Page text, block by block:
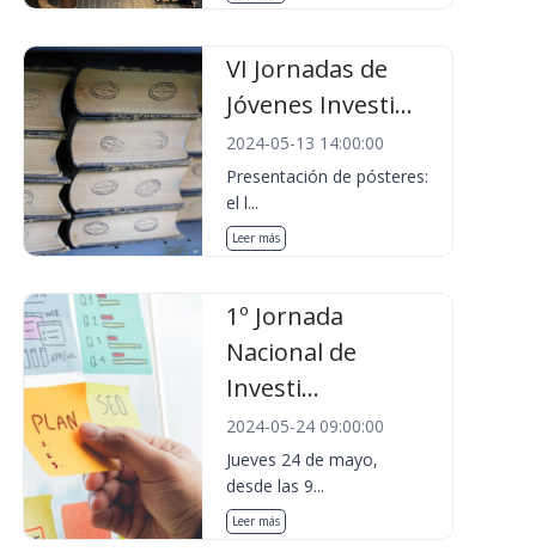
VI Jornadas de
Jóvenes Investi...
2024-05-13 14:00:00
Presentación de pósteres:
el l...
Leer más
1º Jornada
Nacional de
Investi...
2024-05-24 09:00:00
Jueves 24 de mayo,
desde las 9...
Leer más